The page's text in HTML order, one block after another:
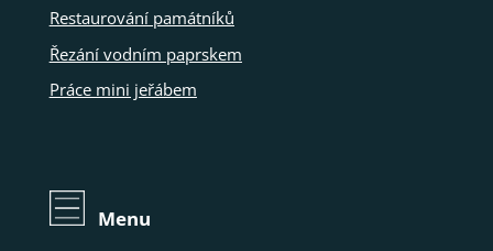
Restaurování památníků
Řezání vodním paprskem
Práce mini jeřábem
Menu